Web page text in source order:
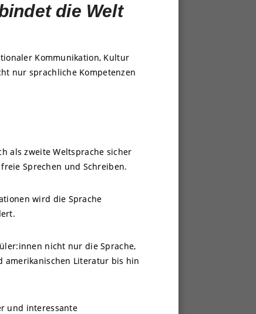
die Welt
Kommunikation, Kultur
nur sprachliche Kompetenzen
als zweite Weltsprache sicher
Sprechen und Schreiben.
wird die Sprache
nicht nur die Sprache,
amerikanischen Literatur bis hin
und interessante